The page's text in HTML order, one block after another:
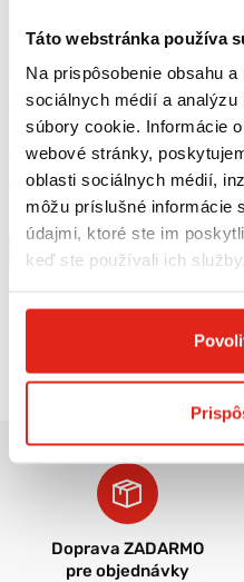
Táto webstránka používa
Na prispôsobenie obsahu
sociálnych médií a
súbory cookie. Informácie
webové stránky,
oblasti sociálnych médií,
môžu príslušné informácie
údajmi, ktoré ste im
keď ste používali ich služby.
17,90 € s DPH
Beaphar mlieko pre šteniatka
250G
Skladom
Rezervovať
Kúpiť
Pozreli ste8
Doprava ZADARMO
pre objednávky